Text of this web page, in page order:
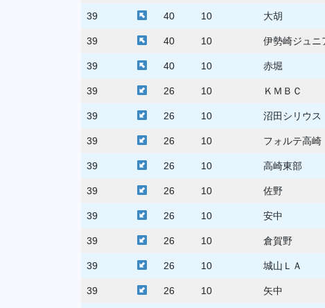
39 40 10 大胡
39 40 10 伊勢崎ジュニ
39 40 10 赤堀
39 26 10 ＫＭＢＣ
39 26 10 沼田シリウス
39 26 10 フォルテ高崎
39 26 10 高崎東部
39 26 10 佐野
39 26 10 安中
39 26 10 倉賀野
39 26 10 城山ＬＡ
39 26 10 矢中